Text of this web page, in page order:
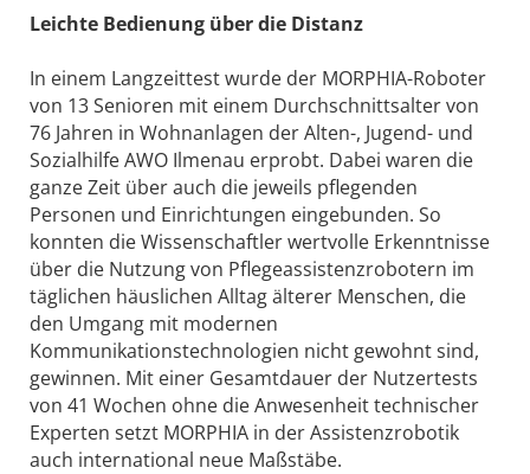
Leichte Bedienung über die Distanz
In einem Langzeittest wurde der MORPHIA-Roboter
von 13 Senioren mit einem Durchschnittsalter von
76 Jahren in Wohnanlagen der Alten-, Jugend- und
Sozialhilfe AWO Ilmenau erprobt. Dabei waren die
ganze Zeit über auch die jeweils pflegenden
Personen und Einrichtungen eingebunden. So
konnten die Wissenschaftler wertvolle Erkenntnisse
über die Nutzung von Pflegeassistenzrobotern im
täglichen häuslichen Alltag älterer Menschen, die
den Umgang mit modernen
Kommunikationstechnologien nicht gewohnt sind,
gewinnen. Mit einer Gesamtdauer der Nutzertests
von 41 Wochen ohne die Anwesenheit technischer
Experten setzt MORPHIA in der Assistenzrobotik
auch international neue Maßstäbe.